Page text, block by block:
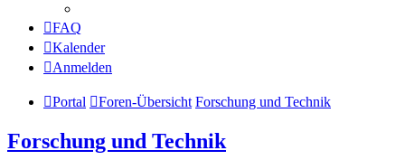
FAQ
Kalender
Anmelden
Portal Foren-Übersicht Forschung und Technik
Forschung und Technik